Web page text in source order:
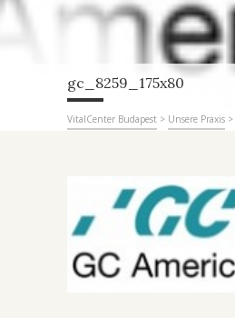
gc_8259_175x80
VitalCenter Budapest > Unsere Praxis >